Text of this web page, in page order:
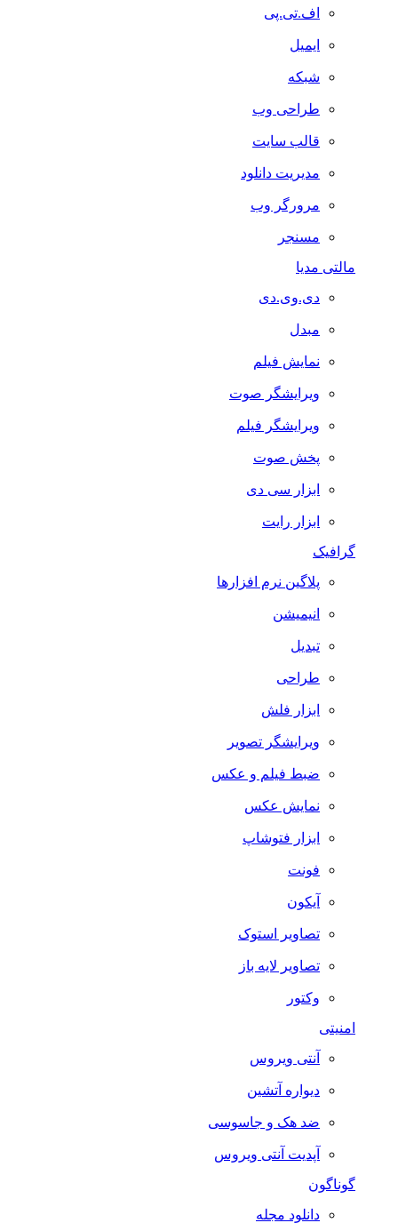
اف.تی.پی
ایمیل
شبکه
طراحی وب
قالب سایت
مدیریت دانلود
مرورگر وب
مسنجر
مالتی مدیا
دی.وی.دی
مبدل
نمایش فیلم
ویرایشگر صوت
ویرایشگر فیلم
پخش صوت
ابزار سی دی
ابزار رایت
گرافیک
پلاگین نرم افزارها
انیمیشن
تبدیل
طراحی
ابزار فلش
ویرایشگر تصویر
ضبط فيلم و عكس
نمایش عکس
ابزار فتوشاپ
فونت
آیکون
تصاویر استوک
تصاویر لایه باز
وکتور
آنتی ویروس
دیواره آتشین
ضد هک و جاسوسی
آپدیت آنتی ویروس
گوناگون
دانلود مجله